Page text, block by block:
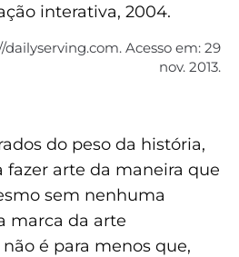
interativa, 2004.
Acesso em: 29
nov. 2013.
do peso da história,
fazer arte da maneira que
sem nenhuma
marca da arte
é para menos que,